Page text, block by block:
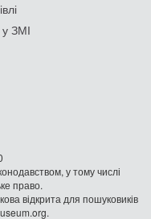
ЗМІ
у тому числі
право.
відкрита для пошуковиків